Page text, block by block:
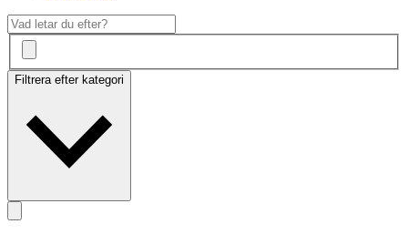
Filtrera efter kategori